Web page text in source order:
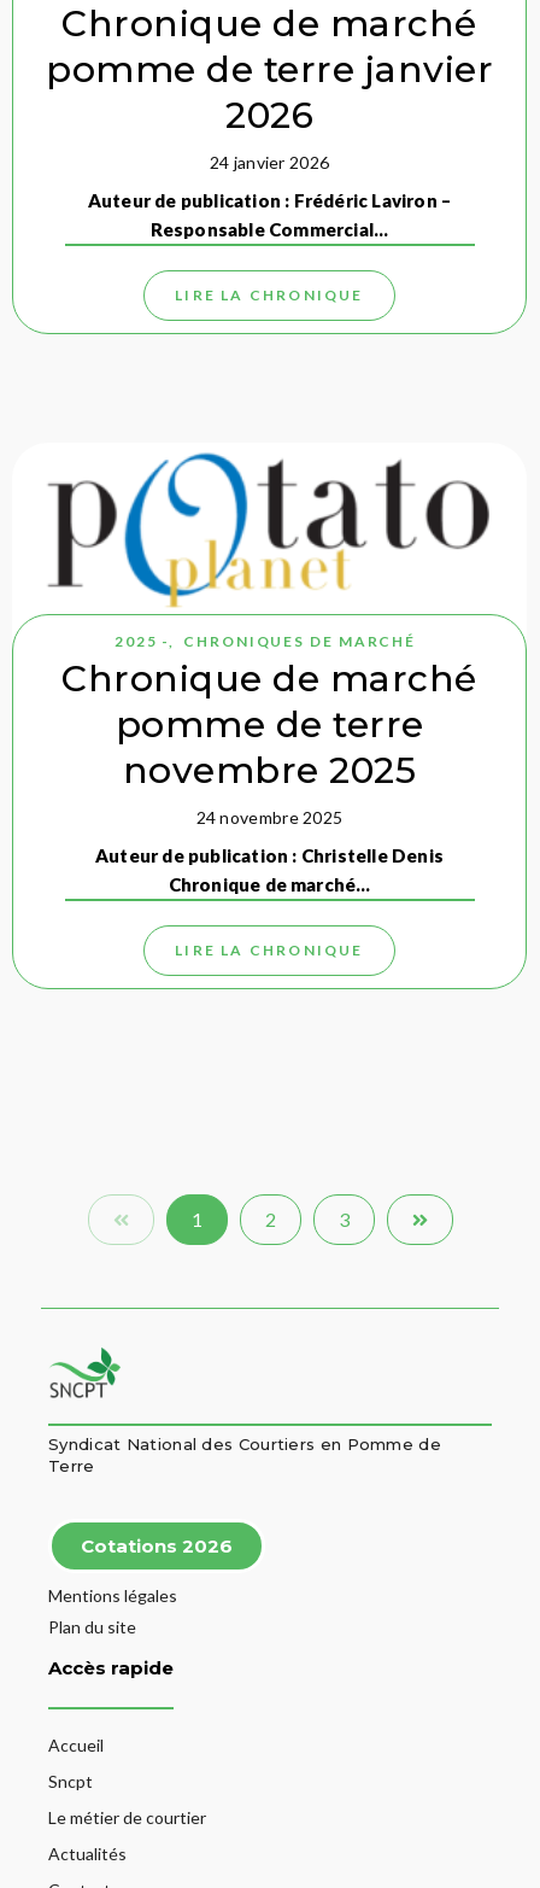
Chronique de marché
pomme de terre janvier
2026
24 janvier 2026
Auteur de publication : Frédéric Laviron –
Responsable Commercial…
LIRE LA CHRONIQUE
2025 -, CHRONIQUES DE MARCHÉ
Chronique de marché
pomme de terre
novembre 2025
24 novembre 2025
Auteur de publication : Christelle Denis
Chronique de marché…
LIRE LA CHRONIQUE
1 2 3
Syndicat National des Courtiers en Pomme de
Terre
Cotations 2026
Mentions légales
Plan du site
Accès rapide
Accueil
Sncpt
Le métier de courtier
Actualités